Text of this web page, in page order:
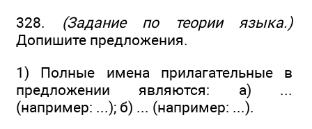
328. (Задание по теории языка.)
Допишите предложения.
1) Полные имена прилагательные в
предложении являются: а) ...
(например: ...); б) ... (например: ...).